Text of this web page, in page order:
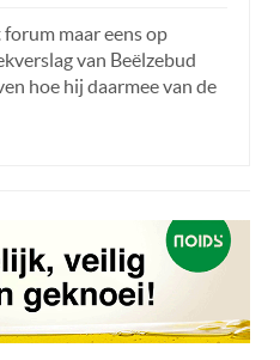
forum maar eens op
van Beëlzebud
hoe hij daarmee van de